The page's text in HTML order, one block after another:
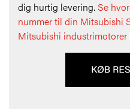
dig hurtig levering. Se
nummer til din Mitsubishi
Mitsubishi industrimotorer